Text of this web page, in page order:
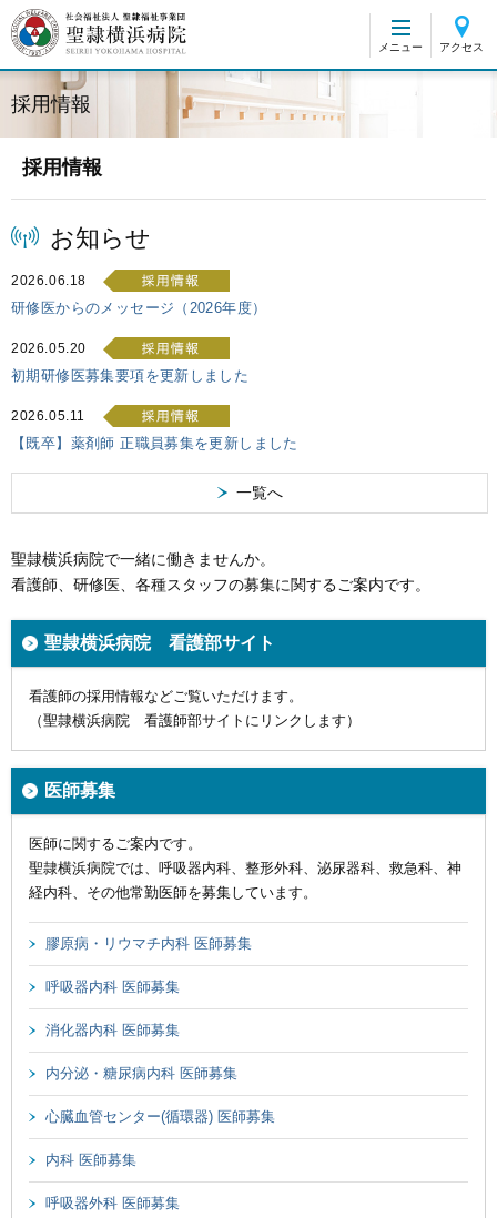
ロ
ル
ナ
シ
へ
文
ー
ナ
ビ
ョ
ッ
へ
メニュー アクセス
採用情報
採用情報
お知らせ
一覧へ
2026.06.18
研修医からのメッセージ（2026年度）
2026.05.20
初期研修医募集要項を更新しました
2026.05.11
【既卒】薬剤師 正職員募集を更新しました
聖隷横浜病院で一緒に働きませんか。
看護師、研修医、各種スタッフの募集に関するご案内です。
聖隷横浜病院 看護部サイト
看護師の採用情報などご覧いただけます。
（聖隷横浜病院 看護師部サイトにリンクします）
医師募集
医師に関するご案内です。
聖隷横浜病院では、呼吸器内科、整形外科、泌尿器科、救急科、神
経内科、その他常勤医師を募集しています。
膠原病・リウマチ内科 医師募集
呼吸器内科 医師募集
消化器内科 医師募集
内分泌・糖尿病内科 医師募集
心臓血管センター(循環器) 医師募集
内科 医師募集
呼吸器外科 医師募集